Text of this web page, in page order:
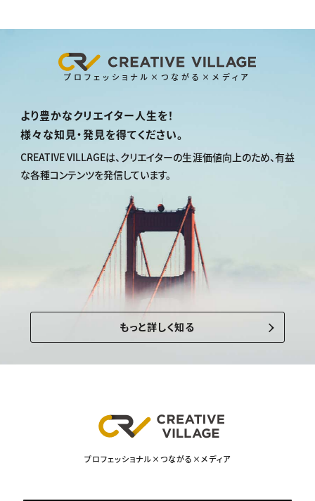
プロフェッショナル×つながる×メディア
より豊かなクリエイター人生を！
様々な知見・発見を得てください。
CREATIVE VILLAGEは、クリエイターの生涯価値向上のため、有益
な各種コンテンツを発信しています。
もっと詳しく知る
プロフェッショナル×つながる×メディア